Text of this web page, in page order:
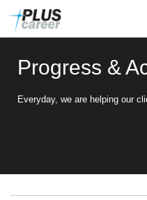
Progress &
Everyday, we are helping our